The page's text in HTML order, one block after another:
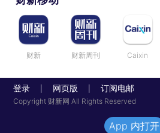
财新 财新周刊 Caixin
登录 网页版 订阅电邮
Copyright 财新网 All Rights Reserved
App 内打开